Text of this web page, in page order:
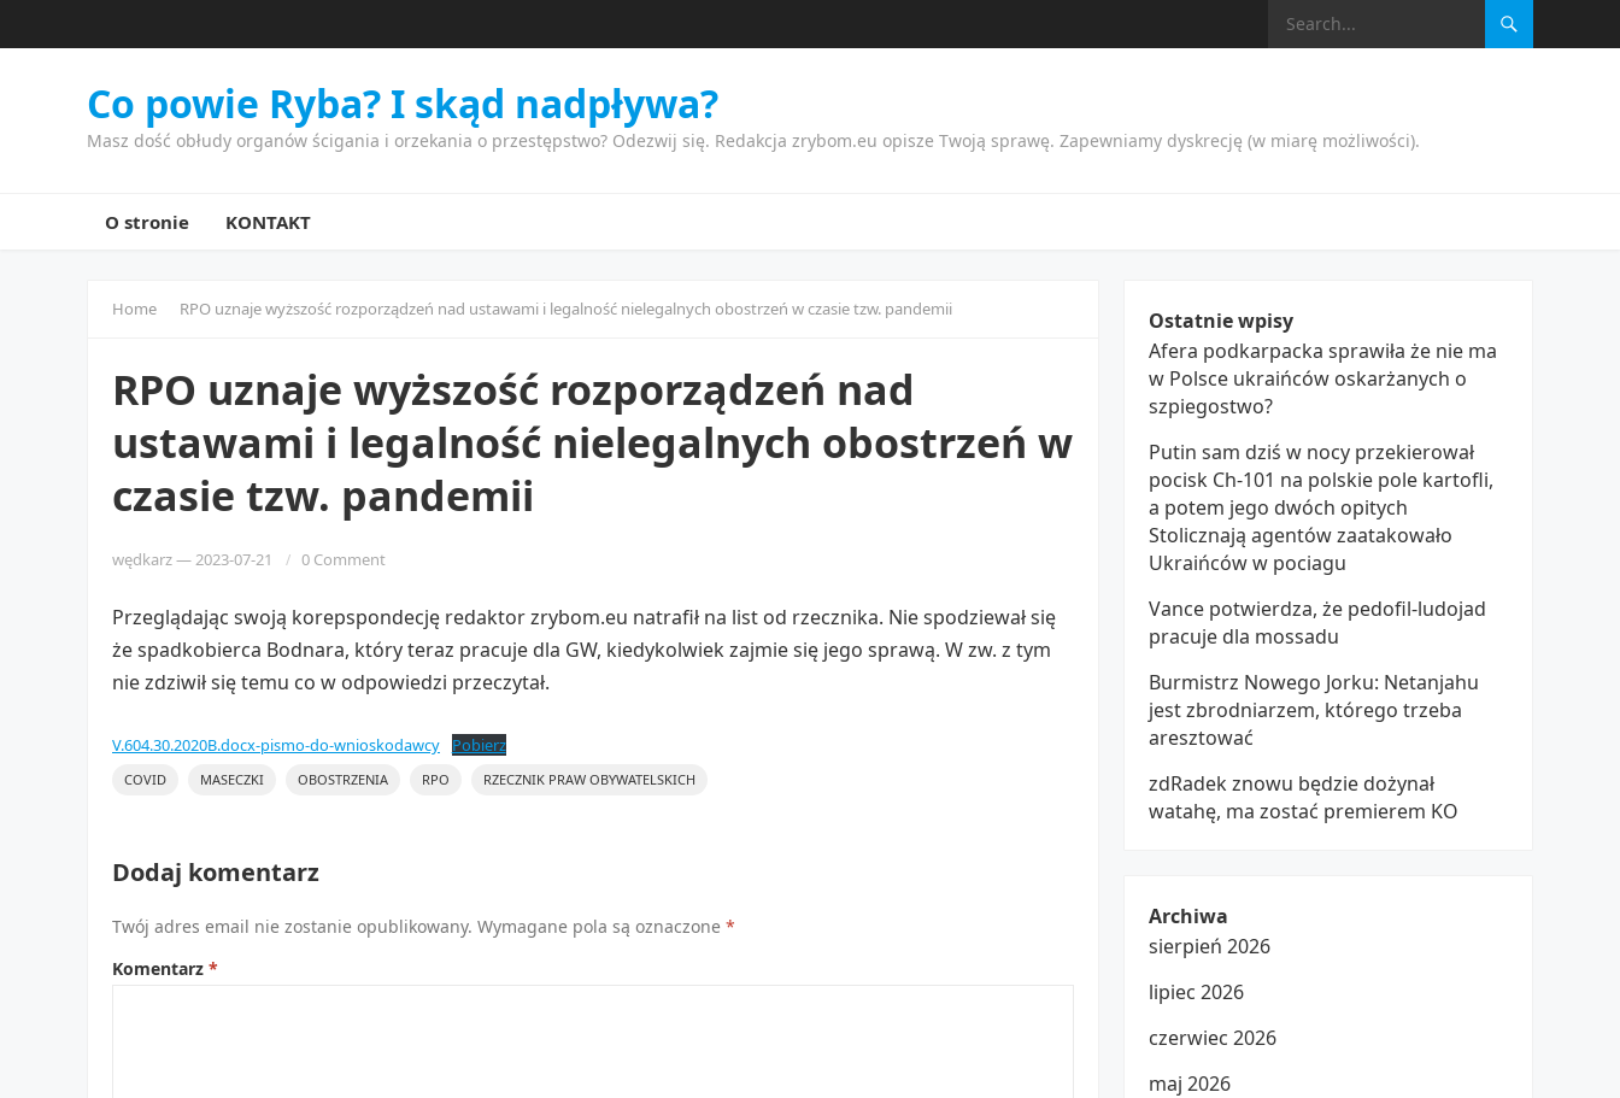
Co powie Ryba? I skąd nadpływa?
Masz dość obłudy organów ścigania i orzekania o przestępstwo? Odezwij się. Redakcja zrybom.eu opisze Twoją sprawę. Zapewniamy dyskrecję (w miarę możliwości).
O stronie KONTAKT
Home RPO uznaje wyższość rozporządzeń nad ustawami i legalność nielegalnych obostrzeń w czasie tzw. pandemii
RPO uznaje wyższość rozporządzeń nad
ustawami i legalność nielegalnych obostrzeń w
czasie tzw. pandemii
wędkarz—2023-07-21 0 Comment
Przeglądając swoją korepspondecję redaktor zrybom.eu natrafił na list od rzecznika. Nie spodziewał się
że spadkobierca Bodnara, który teraz pracuje dla GW, kiedykolwiek zajmie się jego sprawą. W zw. z tym
nie zdziwił się temu co w odpowiedzi przeczytał.
V.604.30.2020B.docx-pismo-do-wnioskodawcy Pobierz
COVID MASECZKI OBOSTRZENIA RPO RZECZNIK PRAW OBYWATELSKICH
Dodaj komentarz
Twój adres email nie zostanie opublikowany. Wymagane pola są oznaczone *
Komentarz *
Ostatnie wpisy
Afera podkarpacka sprawiła że nie ma
w Polsce ukraińców oskarżanych o
szpiegostwo?
Putin sam dziś w nocy przekierował
pocisk Ch-101 na polskie pole kartofli,
a potem jego dwóch opitych
Stolicznają agentów zaatakowało
Ukraińców w pociagu
Vance potwierdza, że pedofil-ludojad
pracuje dla mossadu
Burmistrz Nowego Jorku: Netanjahu
jest zbrodniarzem, którego trzeba
aresztować
zdRadek znowu będzie dożynał
watahę, ma zostać premierem KO
Archiwa
sierpień 2026
lipiec 2026
czerwiec 2026
maj 2026